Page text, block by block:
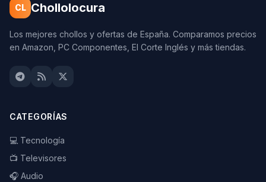
CL Chollolocura
Los mejores chollos y ofertas de España. Comparamos precios
en Amazon, PC Componentes, El Corte Inglés y más tiendas.
CATEGORÍAS
💻 Tecnología
📺 Televisores
🎧 Audio